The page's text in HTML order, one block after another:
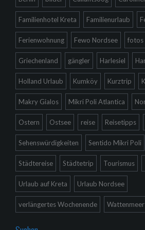
Familienhotel Kreta Familienurlaub
Ferienwohnung Fewo Nordsee fotos
Griechenland gängler Harlesiel
Holland Urlaub Kumköy Kurztrip
Makry Gialos Mikri Poli Atlantica
Ostern Ostsee reise Reisetipps
Sehenswürdigkeiten Sentido Mikri Poli
Städtereise Städtetrip Tourismus
Urlaub auf Kreta Urlaub Nordsee
verlängertes Wochenende Wattenmeer